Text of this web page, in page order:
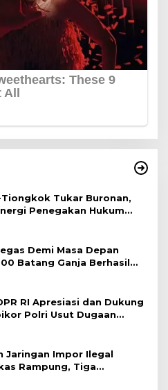
Tukar Buronan,
Penegakan Hukum
Demi Masa Depan
Batang Ganja Berhasil
TNI Habema
RI Apresiasi dan Dukung
Polri Usut Dugaan
Bara
Jaringan Impor Ilegal
Rampung, Tiga
P-21 dan Satu Buron